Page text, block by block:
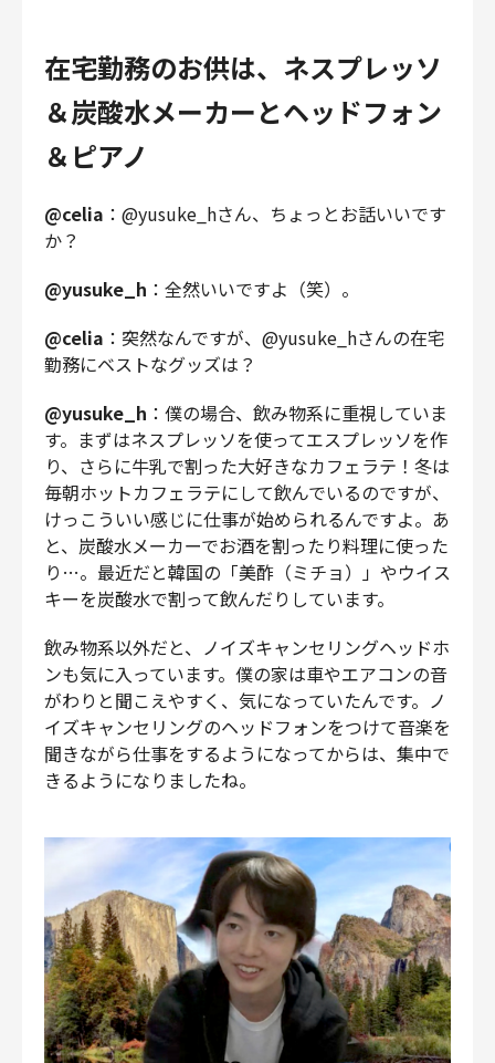
在宅勤務のお供は、ネスプレッソ
＆炭酸水メーカーとヘッドフォン
＆ピアノ
@celia ：@yusuke_hさん、ちょっとお話いいです
か？
@yusuke_h ：全然いいですよ（笑）。
@celia ：突然なんですが、@yusuke_hさんの在宅
勤務にベストなグッズは？
@yusuke_h ：僕の場合、飲み物系に重視していま
す。まずはネスプレッソを使ってエスプレッソを作
り、さらに牛乳で割った大好きなカフェラテ！冬は
毎朝ホットカフェラテにして飲んでいるのですが、
けっこういい感じに仕事が始められるんですよ。あ
と、炭酸水メーカーでお酒を割ったり料理に使った
り…。最近だと韓国の「美酢（ミチョ）」やウイス
キーを炭酸水で割って飲んだりしています。
飲み物系以外だと、ノイズキャンセリングヘッドホ
ンも気に入っています。僕の家は車やエアコンの音
がわりと聞こえやすく、気になっていたんです。ノ
イズキャンセリングのヘッドフォンをつけて音楽を
聞きながら仕事をするようになってからは、集中で
きるようになりましたね。